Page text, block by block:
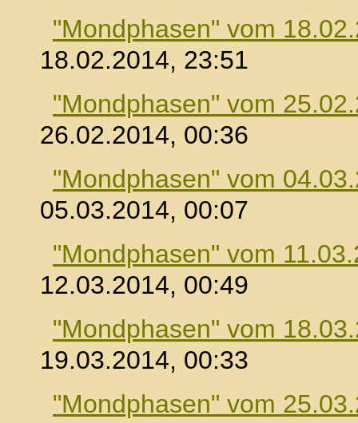
"Mondphasen" vom
18.02.2014, 23:51
"Mondphasen" vom
26.02.2014, 00:36
"Mondphasen" vom
05.03.2014, 00:07
"Mondphasen" vom
12.03.2014, 00:49
"Mondphasen" vom
19.03.2014, 00:33
"Mondphasen" vom